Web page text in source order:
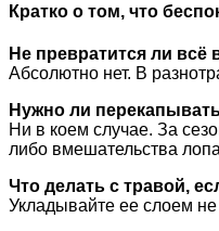
Кратко о том, что
Не превратится ли всё
Абсолютно нет. В
Нужно ли
Ни в коем случае. За
либо вмешательства
Что делать с травой,
Укладывайте ее слоем